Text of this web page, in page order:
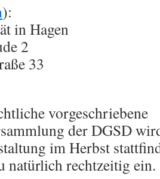
):
in Hagen
2
33
vorgeschriebene
der DGSD
im Herbst
natürlich rechtzeitig ein.